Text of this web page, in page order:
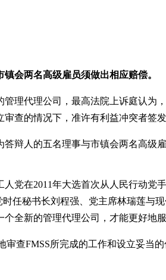
会两名高级雇员须做出相应赔偿。
代理公司，最高法院上诉庭认为
查的情况下，准许有利益冲突者签发
辩人的五名理事与市镇会两名高级
党在2011年大选首次从人民行动党
秘书长刘程强、党主席林瑞莲与
全新的管理代理公司，才能更好地服
审查FMSS所完成的工作和设立妥当